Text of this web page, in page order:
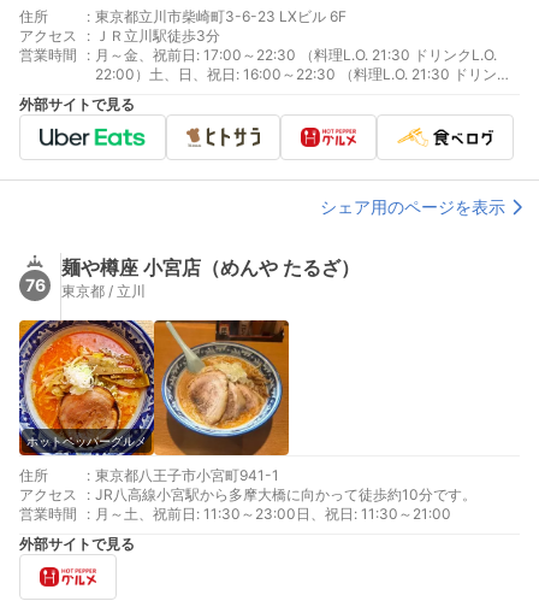
住所 : 東京都立川市柴崎町3-6-23 LXビル 6F
アクセス
: ＪＲ立川駅徒歩3分
営業時間
: 月～金、祝前日: 17:00～22:30 （料理L.O. 21:30 ドリンクL.O.
22:00）土、日、祝日: 16:00～22:30 （料理L.O. 21:30 ドリンク
L.O. 22:00）
外部サイトで見る
シェア用のページを表示
76
麺や樽座 小宮店（めんや たるざ）
東京都 / 立川
ホットペッパーグルメ
住所 : 東京都八王子市小宮町941-1
アクセス
: JR八高線小宮駅から多摩大橋に向かって徒歩約10分です。
営業時間
: 月～土、祝前日: 11:30～23:00日、祝日: 11:30～21:00
外部サイトで見る